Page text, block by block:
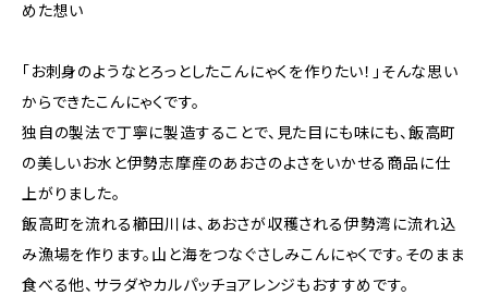
めた想い
「お刺身のようなとろっとしたこんにゃくを作りたい！」そんな思い
からできたこんにゃくです。
独自の製法で丁寧に製造することで、見た目にも味にも、飯高町
の美しいお水と伊勢志摩産のあおさのよさをいかせる商品に仕
上がりました。
飯高町を流れる櫛田川は、あおさが収穫される伊勢湾に流れ込
み漁場を作ります。山と海をつなぐさしみこんにゃくです。そのまま
食べる他、サラダやカルパッチョアレンジもおすすめです。